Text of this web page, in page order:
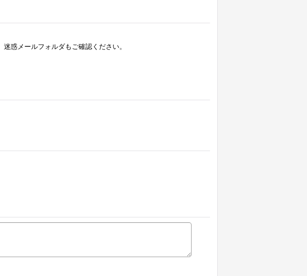
惑メールフォルダもご確認ください。